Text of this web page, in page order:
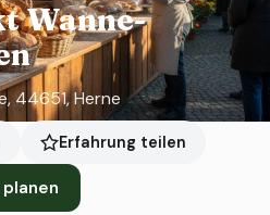
Wanne-
44651, Herne
Erfahrung teilen